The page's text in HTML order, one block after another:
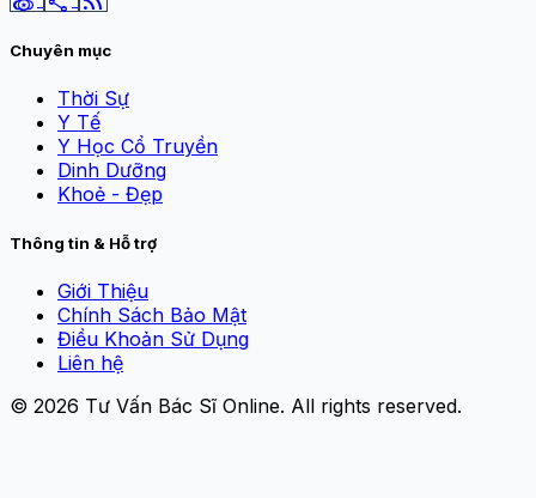
Chuyên mục
Thời Sự
Y Tế
Y Học Cổ Truyền
Dinh Dưỡng
Khoẻ - Đẹp
Thông tin & Hỗ trợ
Giới Thiệu
Chính Sách Bảo Mật
Điều Khoản Sử Dụng
Liên hệ
© 2026 Tư Vấn Bác Sĩ Online. All rights reserved.